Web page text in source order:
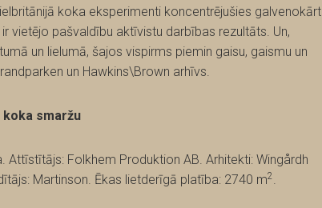
koka eksperimenti koncentrējušies galvenokārt
vietējo pašvaldību aktīvistu darbības rezultāts. Un,
un lielumā, šajos vispirms piemin gaisu, gaismu un
un Hawkins\Brown arhīvs.
smaržu
Folkhem Produktion AB. Arhitekti: Wingårdh
Martinson. Ēkas lietderīgā platība: 2740 m2.